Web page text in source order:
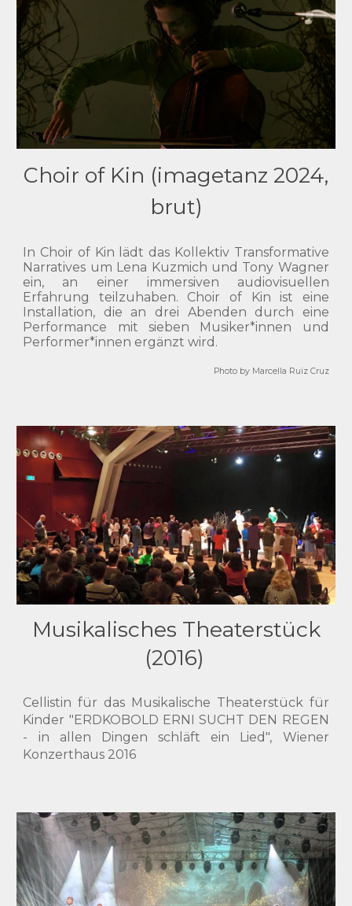
Choir of Kin (imagetanz 2024,
brut)
In Choir of Kin lädt das Kollektiv Transformative
Narratives um Lena Kuzmich und Tony Wagner
ein, an einer immersiven audiovisuellen
Erfahrung teilzuhaben. Choir of Kin ist eine
Installation, die an drei Abenden durch eine
Performance mit sieben Musiker*innen und
Performer*innen ergänzt wird.
Photo by Marcella Ruiz Cruz
Musikalisches Theaterstück
(2016)
Cellistin für das Musikalische Theaterstück für
Kinder " ERDKOBOLD ERNI SUCHT DEN REGEN
- in allen
Dingen schläft ein
Lied", Wiener
Konzerthaus 2016